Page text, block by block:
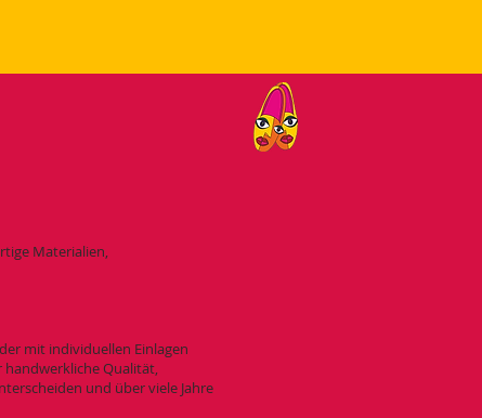
Materialien,
mit individuellen Einlagen
handwerkliche Qualität,
und über viele Jahre